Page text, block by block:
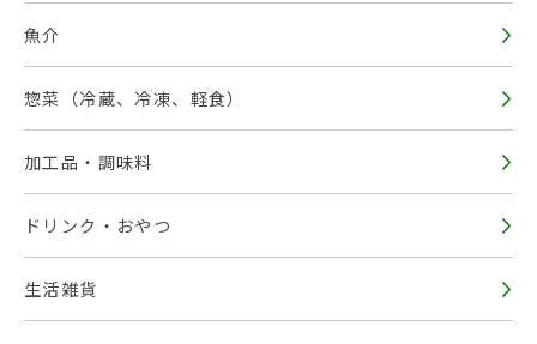
魚介
惣菜（冷蔵、冷凍、軽食）
加工品・調味料
ドリンク・おやつ
生活雑貨